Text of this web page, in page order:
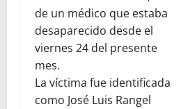
de un médico que estaba
desaparecido desde el
viernes 24 del presente
mes.
La víctima fue identificada
como José Luis Rangel